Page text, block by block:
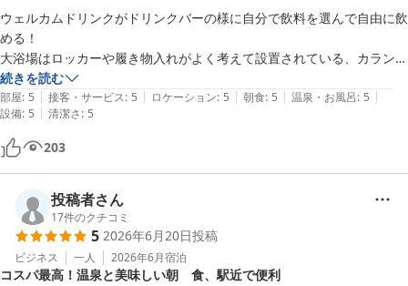
ウェルカムドリンクがドリンクバーの様に自分で飲料を選んで自由に飲
める！
大浴場はロッカーや履き物入れがよく考えて設置されている、カランや
シャワーが使いやすい
部屋はきれいで良かった
朝食バイキングは窓際だと松山城を観ながら食べることが出来るし、ご
飯、パン両方あるし
ご当地モノもある
大街道商店街の真ん中にあるので買い出しに便利
続きを読む
部屋: 5 | 接客・サービス: 5 | ロケーション: 5 | 朝食: 5 | 温泉・お風呂: 5 |
設備: 5 | 清潔さ: 5
203
投稿者さん
17件のクチコミ
5 2026年6月20日投稿
ビジネス 一人 2026年6月宿泊
コスパ最高！温泉と美味しい朝 食、駅近で便利